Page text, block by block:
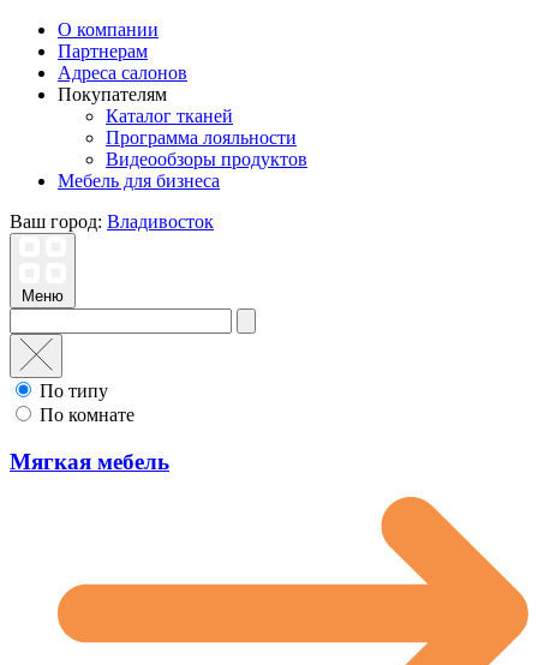
О компании
Партнерам
Адреса салонов
Покупателям
Каталог тканей
Программа лояльности
Видеообзоры продуктов
Мебель для бизнеса
Ваш город: Владивосток
Меню
По типу
По комнате
Мягкая мебель